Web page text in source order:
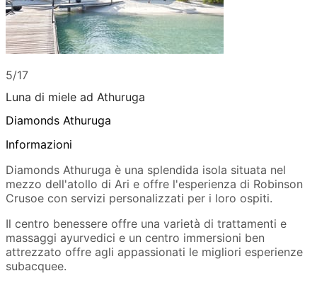
5/17
Luna di miele ad Athuruga
Diamonds Athuruga
Informazioni
Diamonds Athuruga è una splendida isola situata nel
mezzo dell'atollo di Ari e offre l'esperienza di Robinson
Crusoe con servizi personalizzati per i loro ospiti.
Il centro benessere offre una varietà di trattamenti e
massaggi ayurvedici e un centro immersioni ben
attrezzato offre agli appassionati le migliori esperienze
subacquee.